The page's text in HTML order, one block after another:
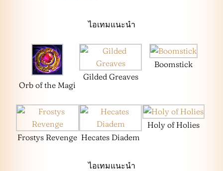
ไอเทมแนะนำ
Orb of the Magi
Gilded Greaves
Boomstick
Frostys Revenge Hecates Diadem
Holy of Holies
ไอเทมแนะนำ